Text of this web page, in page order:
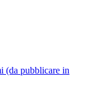
(da pubblicare in